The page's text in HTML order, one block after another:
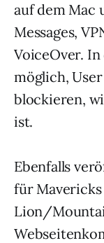
auf dem Mac
Messages,
VoiceOver.
möglich,
blockieren,
ist.
Ebenfalls
für Mavericks
Lion/